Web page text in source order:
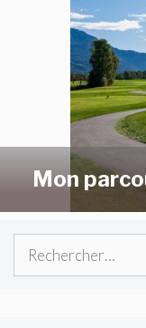
Mon
Rechercher :